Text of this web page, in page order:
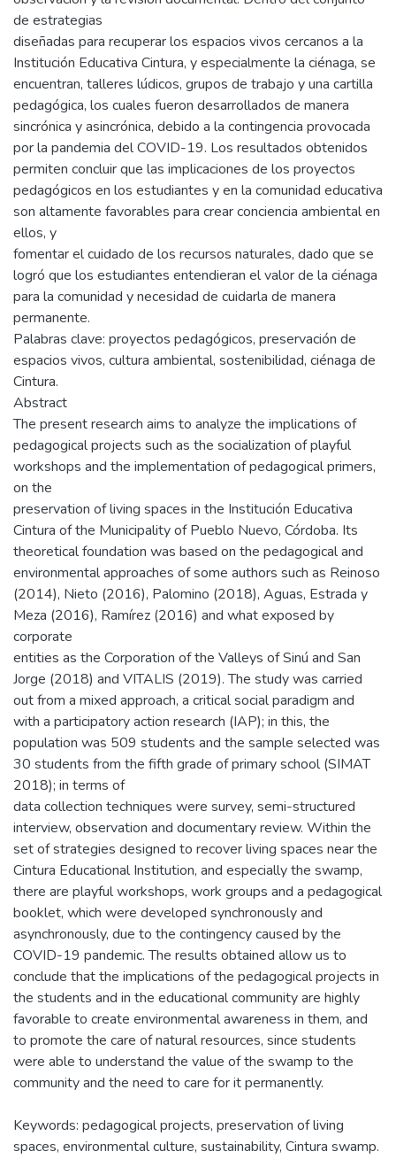
de estrategias
diseñadas para recuperar los espacios vivos cercanos a la
Institución Educativa Cintura, y especialmente la ciénaga, se
encuentran, talleres lúdicos, grupos de trabajo y una cartilla
pedagógica, los cuales fueron desarrollados de manera
sincrónica y asincrónica, debido a la contingencia provocada
por la pandemia del COVID-19. Los resultados obtenidos
permiten concluir que las implicaciones de los proyectos
pedagógicos en los estudiantes y en la comunidad educativa
son altamente favorables para crear conciencia ambiental en
ellos, y
fomentar el cuidado de los recursos naturales, dado que se
logró que los estudiantes entendieran el valor de la ciénaga
para la comunidad y necesidad de cuidarla de manera
permanente.
Palabras clave: proyectos pedagógicos, preservación de
espacios vivos, cultura ambiental, sostenibilidad, ciénaga de
Cintura.
Abstract
The present research aims to analyze the implications of
pedagogical projects such as the socialization of playful
workshops and the implementation of pedagogical primers,
on the
preservation of living spaces in the Institución Educativa
Cintura of the Municipality of Pueblo Nuevo, Córdoba. Its
theoretical foundation was based on the pedagogical and
environmental approaches of some authors such as Reinoso
(2014), Nieto (2016), Palomino (2018), Aguas, Estrada y
Meza (2016), Ramírez (2016) and what exposed by
corporate
entities as the Corporation of the Valleys of Sinú and San
Jorge (2018) and VITALIS (2019). The study was carried
out from a mixed approach, a critical social paradigm and
with a participatory action research (IAP); in this, the
population was 509 students and the sample selected was
30 students from the fifth grade of primary school (SIMAT
2018); in terms of
data collection techniques were survey, semi-structured
interview, observation and documentary review. Within the
set of strategies designed to recover living spaces near the
Cintura Educational Institution, and especially the swamp,
there are playful workshops, work groups and a pedagogical
booklet, which were developed synchronously and
asynchronously, due to the contingency caused by the
COVID-19 pandemic. The results obtained allow us to
conclude that the implications of the pedagogical projects in
the students and in the educational community are highly
favorable to create environmental awareness in them, and
to promote the care of natural resources, since students
were able to understand the value of the swamp to the
community and the need to care for it permanently.
Keywords: pedagogical projects, preservation of living
spaces, environmental culture, sustainability, Cintura swamp.